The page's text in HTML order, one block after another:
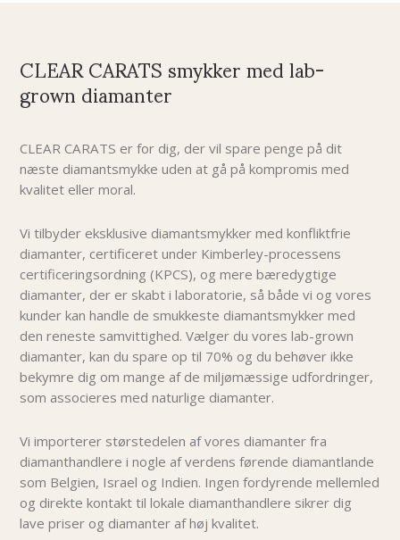
CLEAR CARATS smykker med lab-
grown diamanter
CLEAR CARATS er for dig, der vil spare penge på dit
næste diamantsmykke uden at gå på kompromis med
kvalitet eller moral.
Vi tilbyder eksklusive diamantsmykker med konfliktfrie
diamanter, certificeret under Kimberley-processens
certificeringsordning (KPCS), og mere bæredygtige
diamanter, der er skabt i laboratorie, så både vi og vores
kunder kan handle de smukkeste diamantsmykker med
den reneste samvittighed. Vælger du vores lab-grown
diamanter, kan du spare op til 70% og du behøver ikke
bekymre dig om mange af de miljømæssige udfordringer,
som associeres med naturlige diamanter.
Vi importerer størstedelen af vores diamanter fra
diamanthandlere i nogle af verdens førende diamantlande
som Belgien, Israel og Indien. Ingen fordyrende mellemled
og direkte kontakt til lokale diamanthandlere sikrer dig
lave priser og diamanter af høj kvalitet.